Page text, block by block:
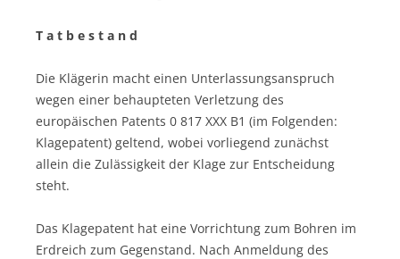
T a t b e s t a n d
Die Klägerin macht einen Unterlassungsanspruch
wegen einer behaupteten Verletzung des
europäischen Patents 0 817 XXX B1 (im Folgenden:
Klagepatent) geltend, wobei vorliegend zunächst
allein die Zulässigkeit der Klage zur Entscheidung
steht.
Das Klagepatent hat eine Vorrichtung zum Bohren im
Erdreich zum Gegenstand. Nach Anmeldung des